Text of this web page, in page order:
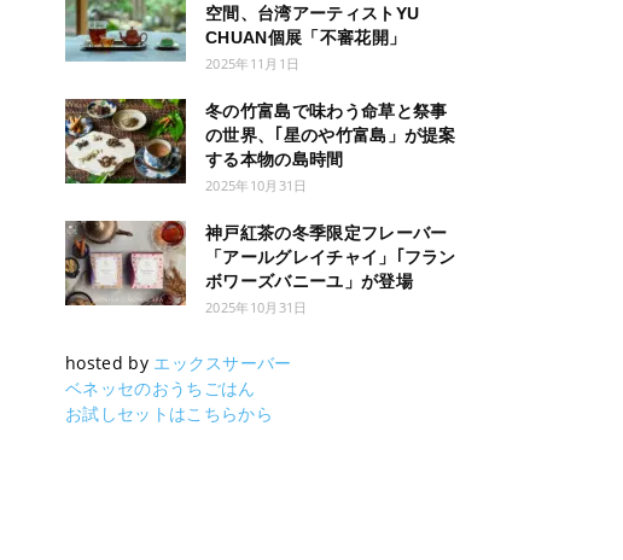
空間、台湾アーティストYU
CHUAN個展「不審花開」
2025年11月1日
冬の竹富島で味わう命草と祭事
の世界、｢星のや竹富島」が提案
する本物の島時間
2025年10月31日
神戸紅茶の冬季限定フレーバー
「アールグレイチャイ」｢フラン
ボワーズバニーユ」が登場
2025年10月31日
hosted by エックスサーバー
ベネッセのおうちごはん
お試しセットはこちらから